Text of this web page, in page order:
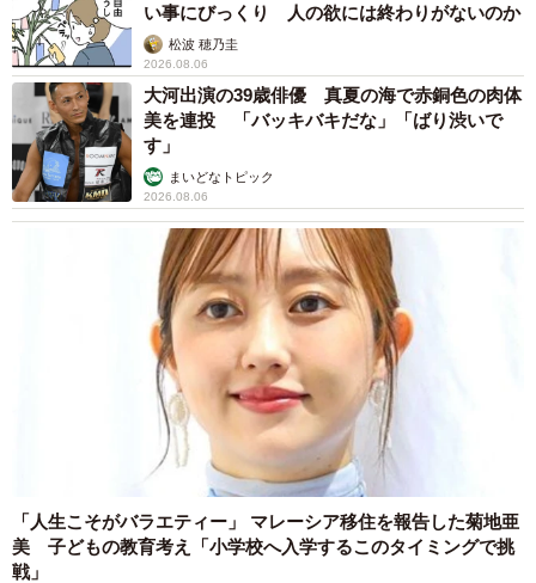
い事にびっくり 人の欲には終わりがないのか
松波 穂乃圭
2026.08.06
大河出演の39歳俳優 真夏の海で赤銅色の肉体
美を連投 「バッキバキだな」「ばり渋いで
す」
まいどなトピック
2026.08.06
「人生こそがバラエティー」 マレーシア移住を報告した菊地亜
美 子どもの教育考え「小学校へ入学するこのタイミングで挑
戦」